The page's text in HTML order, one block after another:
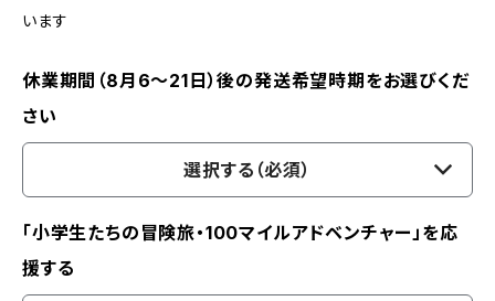
います
休業期間（8月6〜21日）後の発送希望時期をお選びくだ
さい
選択する（必須）
「小学生たちの冒険旅・100マイルアドベンチャー」を応
援する